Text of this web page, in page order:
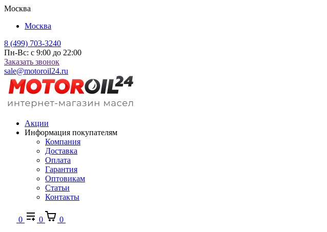
Москва
Москва
8 (499) 703-3240
Пн-Вс: с 9:00 до 22:00
Заказать звонок
sale@motoroil24.ru
Акции
Информация покупателям
Компания
Доставка
Оплата
Гарантия
Оптовикам
Статьи
Контакты
0 0
0